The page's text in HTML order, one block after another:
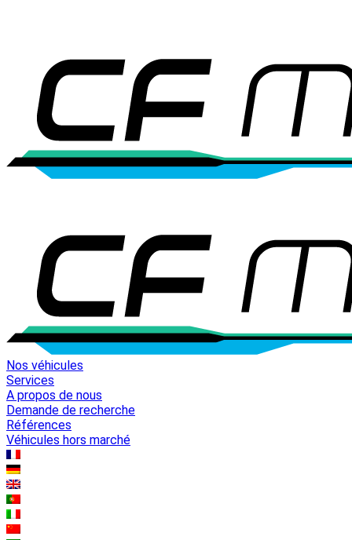
Nos véhicules
Services
A propos de nous
Demande de recherche
Références
Véhicules hors marché